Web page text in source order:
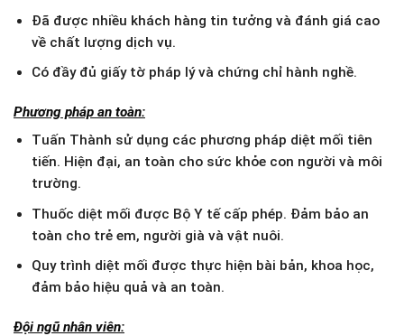
Đã được nhiều khách hàng tin tưởng và đánh giá cao
về chất lượng dịch vụ.
Có đầy đủ giấy tờ pháp lý và chứng chỉ hành nghề.
Phương pháp an toàn:
Tuấn Thành sử dụng các phương pháp diệt mối tiên
tiến. Hiện đại, an toàn cho sức khỏe con người và môi
trường.
Thuốc diệt mối được Bộ Y tế cấp phép. Đảm bảo an
toàn cho trẻ em, người già và vật nuôi.
Quy trình diệt mối được thực hiện bài bản, khoa học,
đảm bảo hiệu quả và an toàn.
Đội ngũ nhân viên: